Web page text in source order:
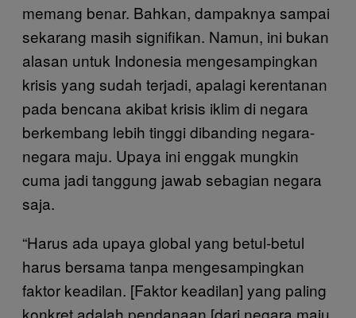
memang benar. Bahkan, dampaknya sampai
sekarang masih signifikan. Namun, ini bukan
alasan untuk Indonesia mengesampingkan
krisis yang sudah terjadi, apalagi kerentanan
pada bencana akibat krisis iklim di negara
berkembang lebih tinggi dibanding negara-
negara maju. Upaya ini enggak mungkin
cuma jadi tanggung jawab sebagian negara
saja.
“Harus ada upaya global yang betul-betul
harus bersama tanpa mengesampingkan
faktor keadilan. [Faktor keadilan] yang paling
konkret adalah pendanaan [dari negara maju